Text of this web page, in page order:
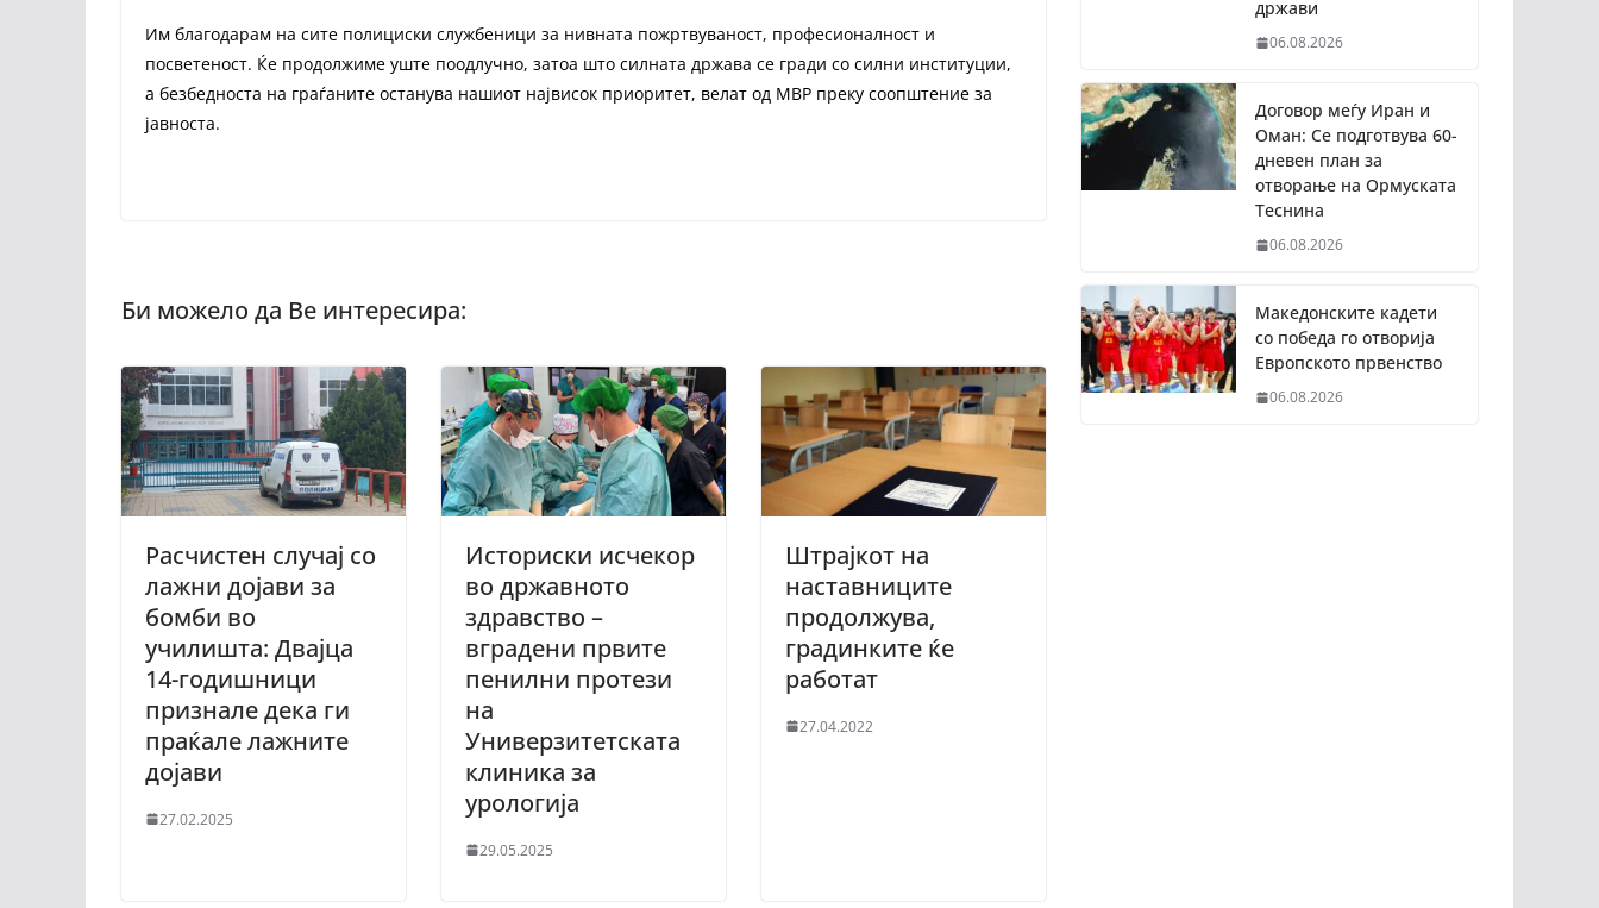
Им благодарам на сите полициски службеници за нивната пожртвуваност, професионалност и
посветеност. Ќе продолжиме уште поодлучно, затоа што силната држава се гради со силни институции,
а безбедноста на граѓаните останува нашиот највисок приоритет, велат од МВР преку соопштение за
јавноста.
Расчистен случај со
лажни дојави за
бомби во
училишта: Двајца
14-годишници
признале дека ги
праќале лажните
дојави
27.02.2025
Историски исчекор
во државното
здравство –
вградени првите
пенилни протези
на
Универзитетската
клиника за
урологија
29.05.2025
Штрајкот на
наставниците
продолжува,
градинките ќе
работат
27.04.2022
држави
06.08.2026
Договор меѓу Иран и
Оман: Се подготвува 60-
дневен план за
отворање на Ормуската
Теснина
06.08.2026
Македонските кадети
со победа го отворија
Европското првенство
06.08.2026